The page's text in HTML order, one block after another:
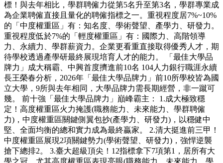
標！與去年相比，學群聘僱力從第5名升至第3名，學群專業成
為企業聘僱直接且量化的聘僱指標之一。重視程度居7%~10%
的「中度權重區」有：知名度、學術聲望、產學力、研發力。
重視程度低於7%的「輕度權重區」有：國際力、高階領導
力、永續力、學群薪資力。企業更看重直接取得優秀人才，期
待學校透過產學研最終展現培育人才的能力。 「最佳大學品
牌力」成大稱霸、中興首度擠進前10名 104人力銀行職涯永續
長王榮春分析，2026年「最佳大學品牌力」前10所學校皆為國
立大學，9所與去年相同，大學品牌力需長期經營，非一蹴可
幾。 前十強「最佳大學品牌力」巔峰霸主： 1.成大極致穩
定！高度權重區火力掩護(職務能力、未來能力、學群聘僱
力)，中度權重區關鍵側翼包抄(產學力、研發力)，以穩健中
堅、全面均衡的總和實力成為最終贏家。 2.清大挺進前三甲！
中度權重區展現2項關鍵勢力(學術聲望、研發力)，強悍逆襲
搶下總排2。 3.臺大超級頂尖！12指標拿下7項第1，居所有大